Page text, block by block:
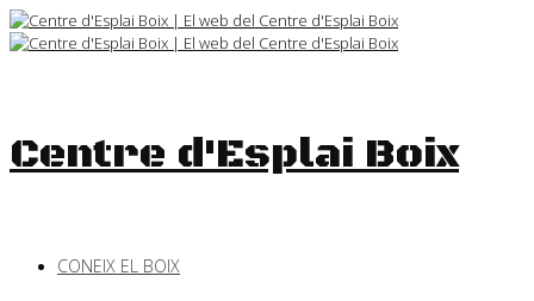
Skip
to
Centre d'Esplai Boix
CONEIX EL BOIX